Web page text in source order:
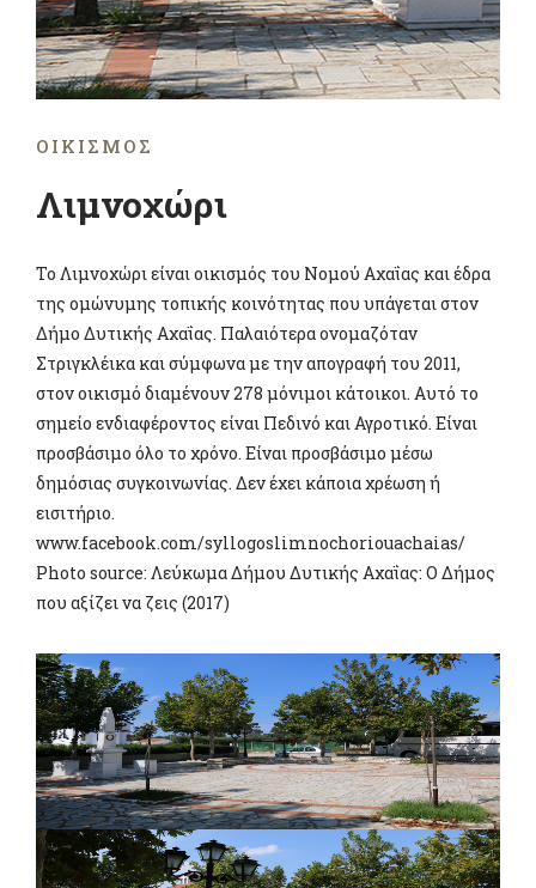
ΟΙΚΙΣΜΌΣ
Λιμνοχώρι
Το Λιμνοχώρι είναι οικισμός του Νομού Αχαΐας και έδρα
της ομώνυμης τοπικής κοινότητας που υπάγεται στον
Δήμο Δυτικής Αχαΐας. Παλαιότερα ονομαζόταν
Στριγκλέικα και σύμφωνα με την απογραφή του 2011,
στον οικισμό διαμένουν 278 μόνιμοι κάτοικοι. Αυτό το
σημείο ενδιαφέροντος είναι Πεδινό και Αγροτικό. Είναι
προσβάσιμο όλο το χρόνο. Είναι προσβάσιμο μέσω
δημόσιας συγκοινωνίας. Δεν έχει κάποια χρέωση ή
εισιτήριο.
www.facebook.com/syllogoslimnochoriouachaias/
Photo source: Λεύκωμα Δήμου Δυτικής Αχαΐας: Ο Δήμος
που αξίζει να ζεις (2017)